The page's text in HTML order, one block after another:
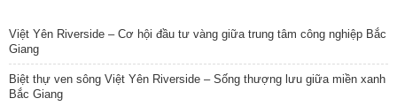
Việt Yên Riverside – Cơ hội đầu tư vàng giữa trung tâm công nghiệp Bắc
Giang
Biệt thự ven sông Việt Yên Riverside – Sống thượng lưu giữa miền xanh
Bắc Giang